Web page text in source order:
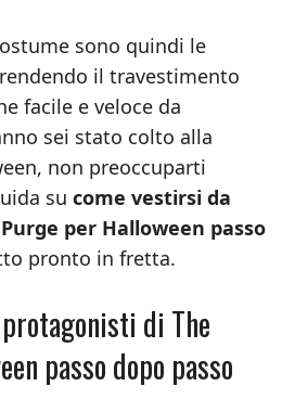
sono quindi le
il travestimento
facile e veloce da
sei stato colto alla
non preoccuparti
su come vestirsi da
per Halloween passo
pronto in fretta.
di The
passo dopo passo